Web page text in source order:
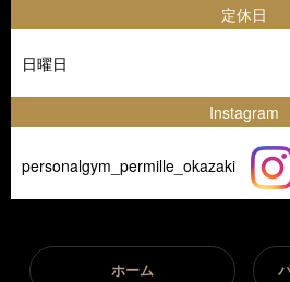
定休日
日曜日
Instagram
personalgym_permille_okazaki
ホーム